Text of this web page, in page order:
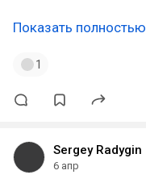
Показать полностью
1
Sergey Radygin
6 апр